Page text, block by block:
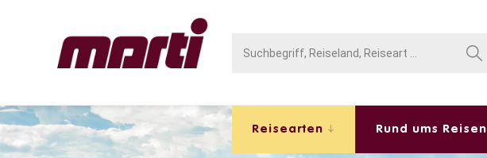
Reisearten Rund ums Reisen